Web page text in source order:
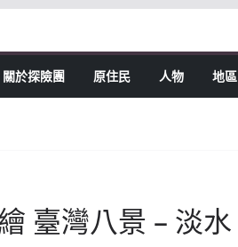
關於探險團 原住民 人物 地區
臺灣八景 – 淡水